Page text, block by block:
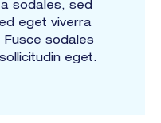
sodales, sed
eget viverra
Fusce sodales
eget.